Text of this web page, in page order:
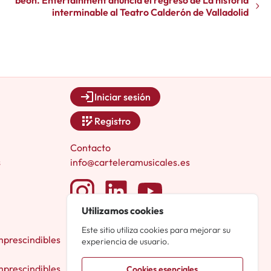
interminable al Teatro Calderón de Valladolid
Iniciar sesión
Registro
Contacto
info@carteleramusicales.es
Utilizamos cookies
Este sitio utiliza cookies para mejorar su
experiencia de usuario.